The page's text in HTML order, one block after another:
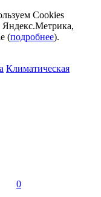
Cookies
Яндекс.Метрика,
(подробнее).
Климатическая
0